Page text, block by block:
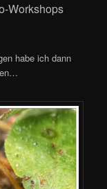
Workshops
habe ich dann